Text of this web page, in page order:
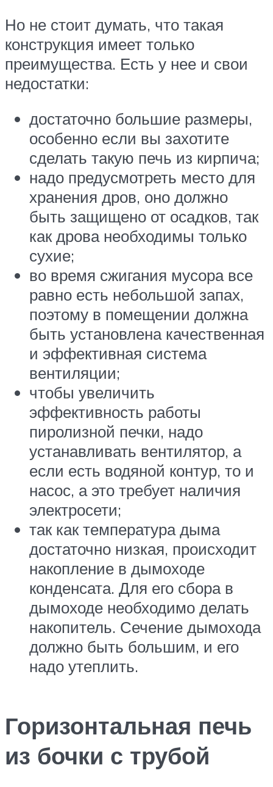
Но не стоит думать, что такая
конструкция имеет только
преимущества. Есть у нее и свои
недостатки:
достаточно большие размеры,
особенно если вы захотите
сделать такую печь из кирпича;
надо предусмотреть место для
хранения дров, оно должно
быть защищено от осадков, так
как дрова необходимы только
сухие;
во время сжигания мусора все
равно есть небольшой запах,
поэтому в помещении должна
быть установлена качественная
и эффективная система
вентиляции;
чтобы увеличить
эффективность работы
пиролизной печки, надо
устанавливать вентилятор, а
если есть водяной контур, то и
насос, а это требует наличия
электросети;
так как температура дыма
достаточно низкая, происходит
накопление в дымоходе
конденсата. Для его сбора в
дымоходе необходимо делать
накопитель. Сечение дымохода
должно быть большим, и его
надо утеплить.
Горизонтальная печь
из бочки с трубой